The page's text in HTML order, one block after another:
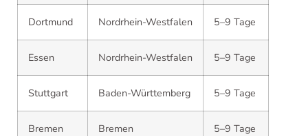
Dortmund Nordrhein-Westfalen 5–9 Tage
Essen Nordrhein-Westfalen 5–9 Tage
Stuttgart Baden-Württemberg 5–9 Tage
Bremen Bremen 5–9 Tage